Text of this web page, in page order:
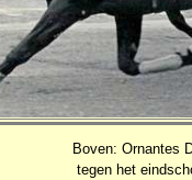
Boven: Ornantes
tegen het